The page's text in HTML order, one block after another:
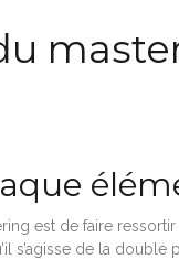
est de faire
s’agisse de la